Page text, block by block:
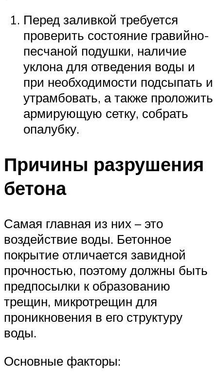
Перед заливкой требуется
проверить состояние гравийно-
песчаной подушки, наличие
уклона для отведения воды и
при необходимости подсыпать и
утрамбовать, а также проложить
армирующую сетку, собрать
опалубку.
Причины разрушения
бетона
Самая главная из них – это
воздействие воды. Бетонное
покрытие отличается завидной
прочностью, поэтому должны быть
предпосылки к образованию
трещин, микротрещин для
проникновения в его структуру
воды.
Основные факторы: